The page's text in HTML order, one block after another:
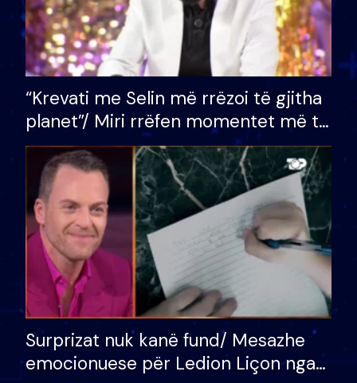
“Krevati me Selin më rrëzoi të gjitha
planet”/ Miri rrëfen momentet më të
bukura në shtëpinë e BB VIP: Do më
mungojë zilja e mëngjesit kur…
Surprizat nuk kanë fund/ Mesazhe
emocionuese për Ledion Liçon nga